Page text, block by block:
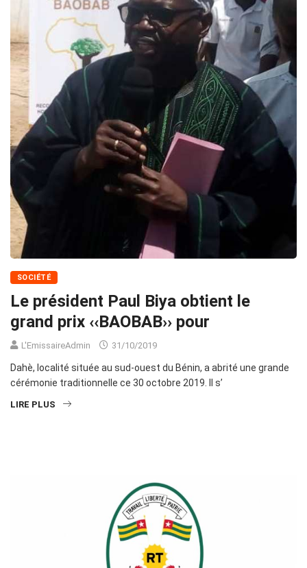
SOCIÉTÉ
Le président Paul Biya obtient le
grand prix ‹‹BAOBAB›› pour
L'EmissaireAdmin 31/10/2019
Dahè, localité située au sud-ouest du Bénin, a abrité une grande
cérémonie traditionnelle ce 30 octobre 2019. Il s’
LIRE PLUS